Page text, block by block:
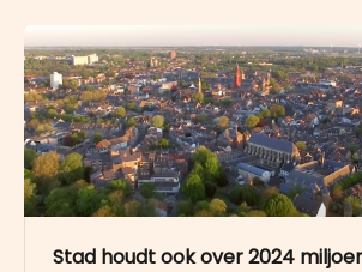
Stad houdt ook over 2024